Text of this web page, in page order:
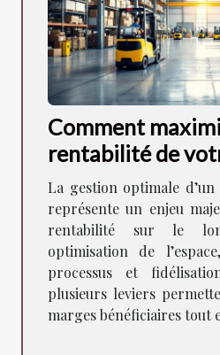
Comment
rentabilité de
stockage ?
La gestion optimale
représente un enjeu
rentabilité sur le
optimisation de
processus et
plusieurs leviers
marges bénéficiaires tout